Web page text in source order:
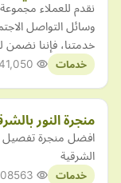
نقدم للعملاء
وسائل التواصل
خدمتنا، فإننا نضمن
خدمات
منجرة النور
افضل منجرة تفصيل
الشرقية
خدمات